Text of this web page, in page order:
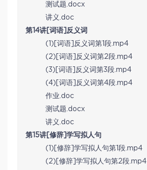
测试题.docx
讲义.doc
第14讲[词语]反义词
(1)[词语]反义词第1段.mp4
(2)[词语]反义词第2段.mp4
(3)[词语]反义词第3段.mp4
(4)[词语]反义词第4段.mp4
作业.doc
测试题.docx
讲义.doc
第15讲[修辞]学写拟人句
(1)[修辞]学写拟人句第1段.mp4
(2)[修辞]学写拟人句第2段.mp4